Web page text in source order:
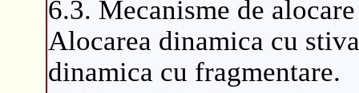
6.3. Mecanisme de
Alocarea dinamica cu
dinamica cu fragmentare.